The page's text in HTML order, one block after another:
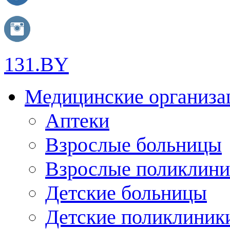
131.BY
Медицинские
Аптеки
Взрослые больницы
Взрослые
Детские больницы
Детские